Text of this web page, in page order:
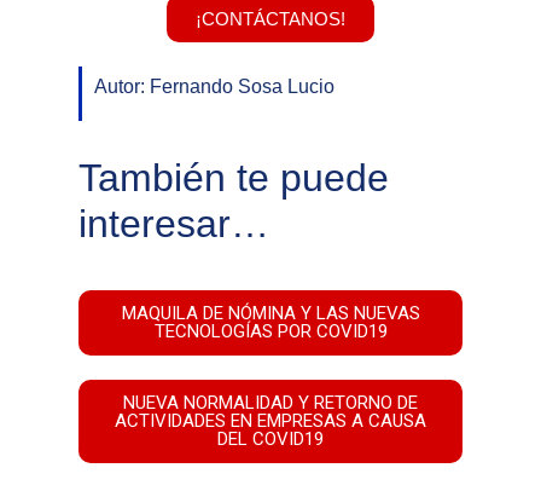
¡CONTÁCTANOS!
Autor: Fernando Sosa Lucio
También te puede
interesar…
MAQUILA DE NÓMINA Y LAS NUEVAS
TECNOLOGÍAS POR COVID19
NUEVA NORMALIDAD Y RETORNO DE
ACTIVIDADES EN EMPRESAS A CAUSA
DEL COVID19